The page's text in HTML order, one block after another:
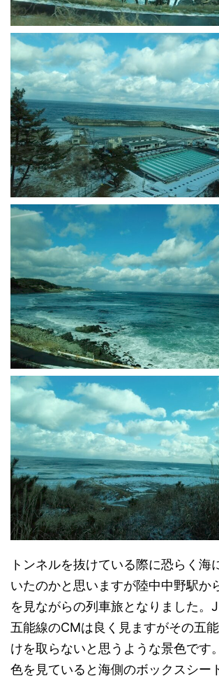
トンネルを抜けている際に恐らく海
いたのかと思いますが陸中中野駅か
を見ながらの列車旅となりました。
五能線のCMは良く見ますがその五能
けを取らないと思うような景色です
色を見ていると海側のボックスシー